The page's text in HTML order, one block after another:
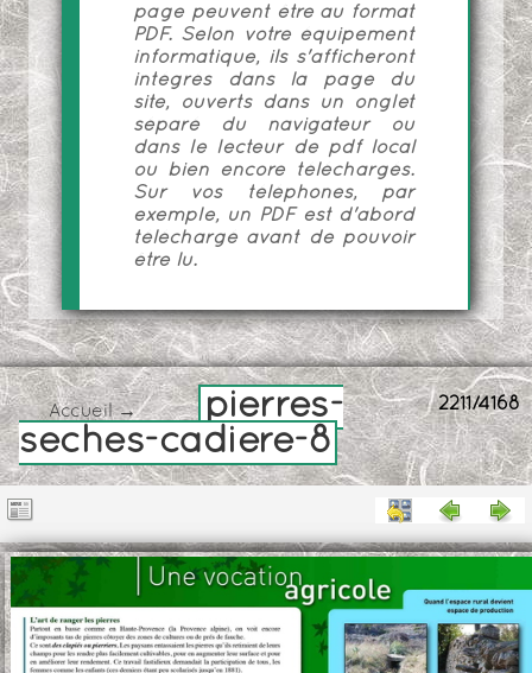
page peuvent être au format
PDF. Selon votre équipement
informatique, ils s'afficheront
intégrés dans la page du
site, ouverts dans un onglet
séparé du navigateur ou
dans le lecteur de pdf local
ou bien encore téléchargés.
Sur vos téléphones, par
exemple, un PDF est d'abord
téléchargé avant de pouvoir
être lu.
2211/4168
Accueil→
pierres-
seches-cadiere-8